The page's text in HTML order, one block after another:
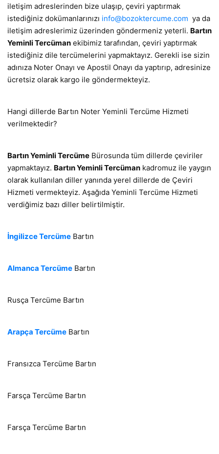
iletişim adreslerinden bize ulaşıp, çeviri yaptırmak
istediğiniz dokümanlarınızı info@bozoktercume.com ya da
iletişim adreslerimiz üzerinden göndermeniz yeterli. Bartın
Yeminli Tercüman ekibimiz tarafından, çeviri yaptırmak
istediğiniz dile tercümelerini yapmaktayız. Gerekli ise sizin
adınıza Noter Onayı ve Apostil Onayı da yaptırıp, adresinize
ücretsiz olarak kargo ile göndermekteyiz.
Hangi dillerde Bartın Noter Yeminli Tercüme Hizmeti
verilmektedir?
Bartın Yeminli Tercüme Bürosunda tüm dillerde çeviriler
yapmaktayız. Bartın Yeminli Tercüman kadromuz ile yaygın
olarak kullanılan diller yanında yerel dillerde de Çeviri
Hizmeti vermekteyiz. Aşağıda Yeminli Tercüme Hizmeti
verdiğimiz bazı diller belirtilmiştir.
İngilizce Tercüme Bartın
Almanca Tercüme Bartın
Rusça Tercüme Bartın
Arapça Tercüme Bartın
Fransızca Tercüme Bartın
Farsça Tercüme Bartın
Farsça Tercüme Bartın